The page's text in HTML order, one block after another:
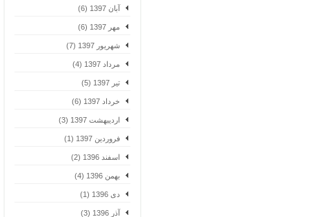
آبان 1397 (6)
مهر 1397 (6)
شهریور 1397 (7)
مرداد 1397 (4)
تیر 1397 (5)
خرداد 1397 (6)
اردیبهشت 1397 (3)
فروردین 1397 (1)
اسفند 1396 (2)
بهمن 1396 (4)
دی 1396 (1)
آذر 1396 (3)